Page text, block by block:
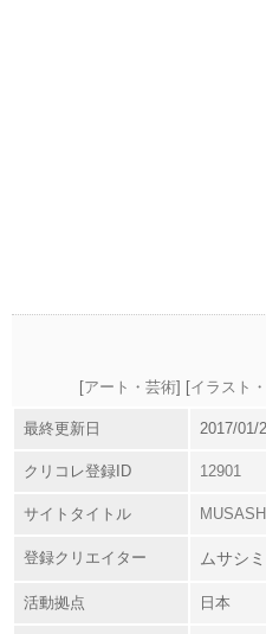
[アート・芸術] [イラスト
最終更新日 2017/01/
クリコレ登録ID 12901
サイトタイトル
登録クリエイター ムサシ
活動拠点 日本